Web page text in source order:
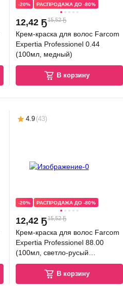
-20% РАСПРОДАЖА ДО -80%
12,42 Ҕ15,52 Ҕ
Крем-краска для волос Farcom
Expertia Professionel 0.44
(100мл, медный)
В корзину
4.9 (43)
-20% РАСПРОДАЖА ДО -80%
12,42 Ҕ15,52 Ҕ
Крем-краска для волос Farcom
Expertia Professionel 88.00
(100мл, светло-русый
интенсив)
В корзину